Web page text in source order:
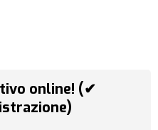
online! (✔